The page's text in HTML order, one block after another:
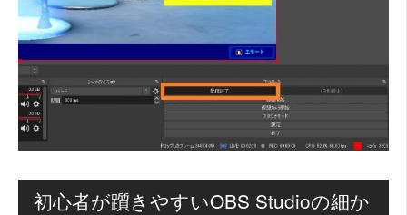
初心者が躓きやすいOBS Studioの細か